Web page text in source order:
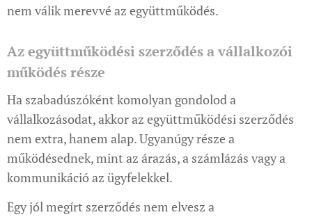
nem válik merevvé az együttműködés.
Az együttműködési szerződés a vállalkozói
működés része
Ha szabadúszóként komolyan gondolod a
vállalkozásodat, akkor az együttműködési szerződés
nem extra, hanem alap. Ugyanúgy része a
működésednek, mint az árazás, a számlázás vagy a
kommunikáció az ügyfelekkel.
Egy jól megírt szerződés nem elvesz a